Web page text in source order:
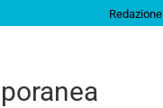
Redazione